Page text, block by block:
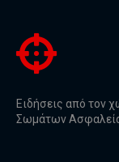
Ειδήσεις από τον
Σωμάτων